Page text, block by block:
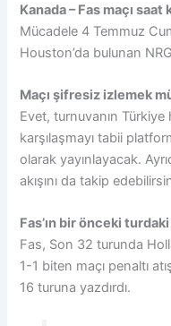
Kanada – Fas maçı
Mücadele 4 Temmuz
Houston’da bulunan
Maçı şifresiz izlemek
Evet, turnuvanın Türkiye
karşılaşmayı tabii
olarak yayınlayacak.
akışını da takip
Fas’ın bir önceki
Fas, Son 32 turunda
1-1 biten maçı penaltı
16 turuna yazdırdı.